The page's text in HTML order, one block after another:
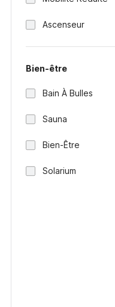
Ascenseur
Bien-être
Bain À Bulles
Sauna
Bien-Être
Solarium